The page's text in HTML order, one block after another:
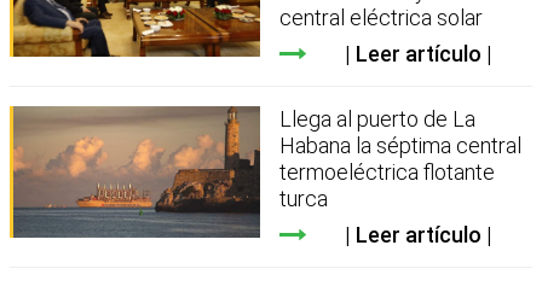
central eléctrica solar
Leer artículo
Llega al puerto de La
Habana la séptima central
termoeléctrica flotante
turca
Leer artículo